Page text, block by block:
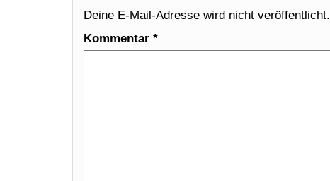
Deine E-Mail-Adresse wird nicht veröffentlicht.
Kommentar *